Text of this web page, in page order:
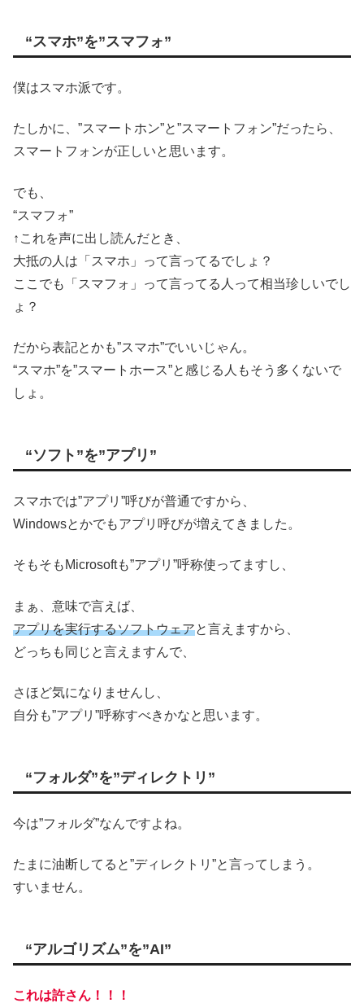
“スマホ”を”スマフォ”
僕はスマホ派です。
たしかに、”スマートホン”と”スマートフォン”だったら、
スマートフォンが正しいと思います。
でも、
“スマフォ”
↑これを声に出し読んだとき、
大抵の人は「スマホ」って言ってるでしょ？
ここでも「スマフォ」って言ってる人って相当珍しいでし
ょ？
だから表記とかも”スマホ”でいいじゃん。
“スマホ”を”スマートホース”と感じる人もそう多くないで
しょ。
“ソフト”を”アプリ”
スマホでは”アプリ”呼びが普通ですから、
Windowsとかでもアプリ呼びが増えてきました。
そもそもMicrosoftも”アプリ”呼称使ってますし、
まぁ、意味で言えば、
アプリを実行するソフトウェアと言えますから、
どっちも同じと言えますんで、
さほど気になりませんし、
自分も”アプリ”呼称すべきかなと思います。
“フォルダ”を”ディレクトリ”
今は”フォルダ”なんですよね。
たまに油断してると”ディレクトリ”と言ってしまう。
すいません。
“アルゴリズム”を”AI”
これは許さん！！！